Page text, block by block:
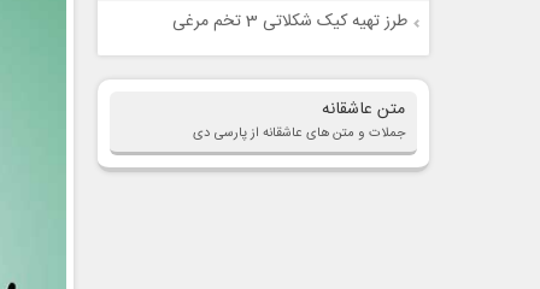
طرز تهیه کیک شکلاتی 3 تخم مرغی
متن عاشقانه
جملات و متن های عاشقانه از پارسی دی